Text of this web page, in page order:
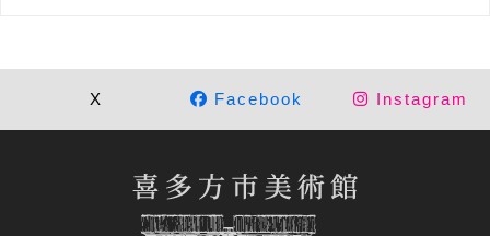
X Facebook Instagram